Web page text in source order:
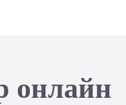
онлайн